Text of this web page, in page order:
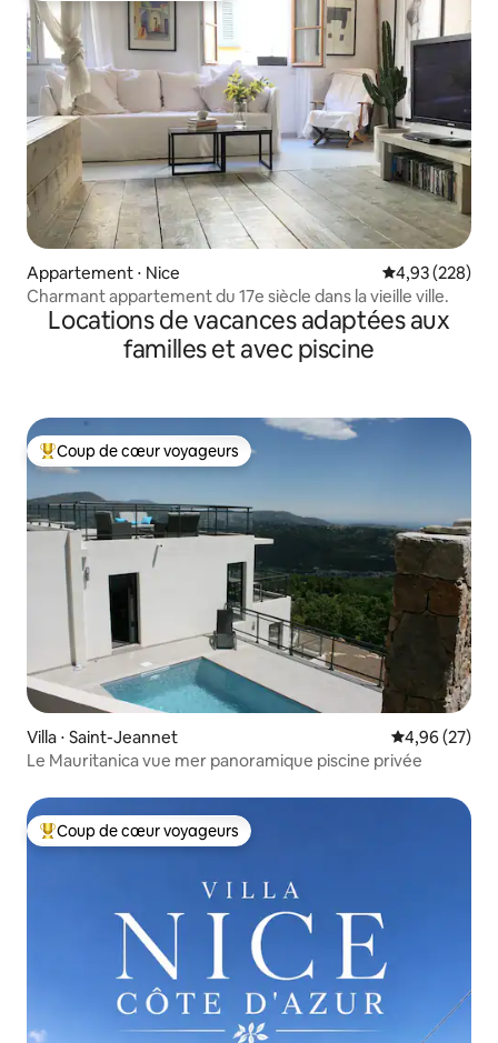
Appartement ⋅ Nice Évaluation
4,93 (228)
Charmant appartement du 17e siècle dans la vieille ville.
Locations de vacances adaptées aux
familles et avec piscine
Coups de cœur voyageurs les plus appréciés
Coup de cœur voyageurs
Villa ⋅ Saint-Jeannet Évaluation
4,96 (27)
Le Mauritanica vue mer panoramique piscine privée
Coups de cœur voyageurs les plus appréciés
Coup de cœur voyageurs